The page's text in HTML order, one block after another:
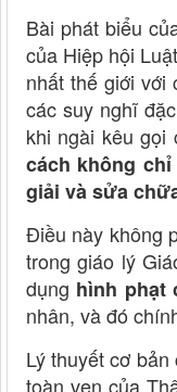
Bài phát biểu
của Hiệp hội
nhất thế giới
các suy nghĩ
khi ngài kêu gọi
cách không
giải và sửa
Điều này không
trong giáo lý
dụng hình phạt
nhân, và đó
Lý thuyết cơ
toàn vẹn của